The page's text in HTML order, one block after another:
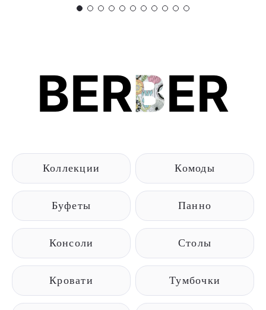
BERBER
Коллекции Комоды
Буфеты Панно
Консоли Столы
Кровати Тумбочки